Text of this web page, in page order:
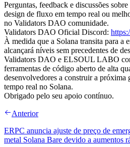
Perguntas, feedback e discussões
design de fluxo em tempo real ou
no Validators DAO comunidade.
Validators DAO Oficial Discord:
À medida que a Solana transita para a
alcançará níveis sem precedentes de
Validators DAO e ELSOUL LABO
ferramentas de código aberto de alta
desenvolvedores a construir a próxima
tempo real no Solana.
Obrigado pelo seu apoio contínuo.
Anterior
ERPC anuncia ajuste de preço de
metal Solana Bare devido a aumentos